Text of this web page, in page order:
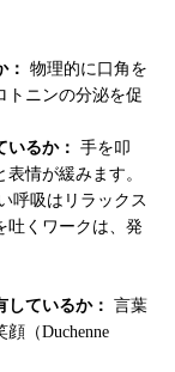
物理的に口角を
トニンの分泌を促
るか： 手を叩
情が緩みます。
呼吸はリラックス
吐くワークは、発
ているか： 言葉
（Duchenne